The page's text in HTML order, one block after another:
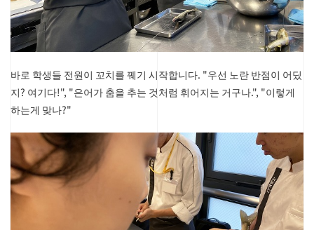
바로 학생들 전원이 꼬치를 꿰기 시작합니다. "우선 노란 반점이 어딨
지? 여기다!", "은어가 춤을 추는 것처럼 휘어지는 거구나.", "이렇게
하는게 맞나?"